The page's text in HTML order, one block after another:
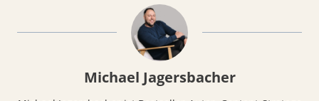
Michael Jagersbacher